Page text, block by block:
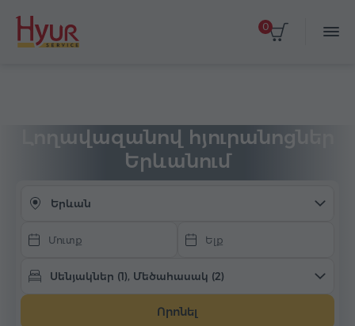
0
Լողավազանով հյուրանոցներ
Երևանում
Երևան
Սենյակներ (1), Մեծահասակ (2)
Որոնել